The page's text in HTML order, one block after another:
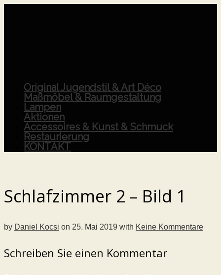
Original Jugendstil & Art Déco
Maßmöbel & Raumgestaltung
Lampen
Aktionen
Accessoires & Kunst & Schmuck
Restaurierung
KONTAKT
Schlafzimmer 2 – Bild 1
by Daniel Kocsi on 25. Mai 2019 with Keine Kommentare
Schreiben Sie einen Kommentar